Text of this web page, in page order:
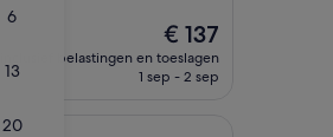
6
13
20
De
prijs
is
€ 137
inclusief belastingen en toeslagen
1 sep - 2 sep